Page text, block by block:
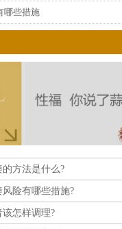
哪些措施
方法是什么?
险有哪些措施?
怎样调理?